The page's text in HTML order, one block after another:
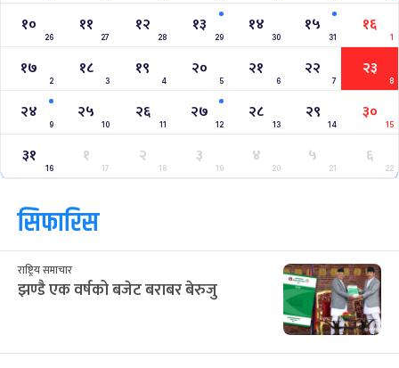
१०
26
११
27
१२
28
१३
29
१४
30
१५
31
१६
1
१७
2
१८
3
१९
4
२०
5
२१
6
२२
7
२३
8
२४
9
२५
10
२६
11
२७
12
२८
13
२९
14
३०
15
३१
16
१
17
२
18
३
19
४
20
५
21
६
22
सिफारिस
राष्ट्रिय समाचार
झण्डै एक वर्षको बजेट बराबर बेरुजु